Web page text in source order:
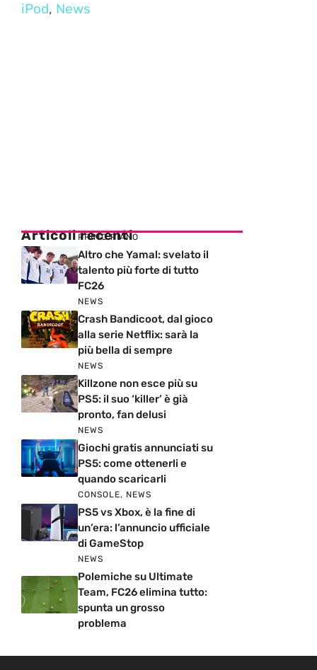
iPod, News
Articoli recenti
PRIMO PIANO
Altro che Yamal: svelato il
talento più forte di tutto
FC26
NEWS
Crash Bandicoot, dal gioco
alla serie Netflix: sarà la
più bella di sempre
NEWS
Killzone non esce più su
PS5: il suo ‘killer’ è già
pronto, fan delusi
NEWS
Giochi gratis annunciati su
PS5: come ottenerli e
quando scaricarli
CONSOLE, NEWS
PS5 vs Xbox, è la fine di
un’era: l’annuncio ufficiale
di GameStop
NEWS
Polemiche su Ultimate
Team, FC26 elimina tutto:
spunta un grosso
problema